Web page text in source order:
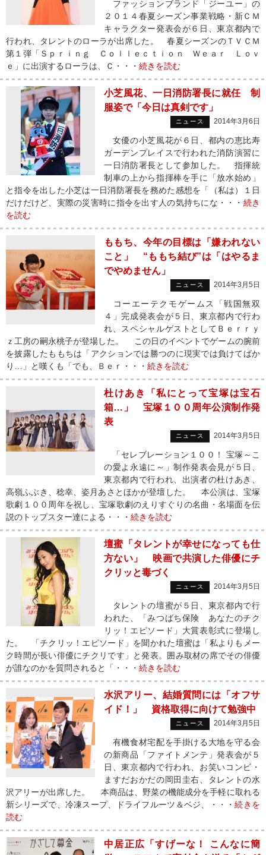
ファッションブランド「ジーユー」の
２０１４春夏シーズン事業戦略・新ＣＭ
キャラクター発表会が６日、東京都内で
行われ、タレントのローラが出席した。 春夏シーズンのＴＶＣＭ
第１弾「Ｓｐｒｉｎｇ Ｃｏｌｌｅｃｔｉｏｎ Ｗｅａｒ Ｌｏｖ
ｅ」に出演するローラは、Ｃ・・・ 続きを読む
小芝風花、一日消防署長に就任 制
服姿で「今日は真剣です」
ニュース 2014年3月6日
女優の小芝風花が６日、都内の恵比寿
ガーデンプレイスで行われた消防演習に
一日消防署長として参加した。 指揮統
制車の上から指揮棒を手に「放水始め」
と指令を出した小芝は一日消防署長を務めた感想を「（私は）１日
だけだけど、実際の災害時に指令を出す人の気持ちにな・・・ 続き
を読む
ももち、今年の目標は「嫌われない
こと」 “ももち結び”は「はやるま
でやめません」
ニュース 2014年3月5日
コーエーテクモゲームス「戦国無双
４」完成発表会が５日、東京都内で行わ
れ、スペシャルゲストとしてＢｅｒｒｙ
ｚ工房の嗣永桃子が登場した。 この日のイベントでゲームの腕前
を披露したももちは「アクションでは勝つのに現実では負けてばか
り…」と嘆くも「でも、Ｂｅｒ・・・ 続きを読む
杜けあき「私にとって宝塚は宝石
箱…」 宝塚１００周年公演制作発
表
ニュース 2014年3月5日
「セレブレーション１００！ 宝塚～こ
の愛よ永遠に～」制作発表会見が５日、
東京都内で行われ、出演者の杜けあき、
高嶺ふぶき、稔幸、姿月あさとほかが登壇した。 本公演は、宝塚
歌劇１００周年を祝し、宝塚歌劇のえりすぐりの名曲・名場面を伝
説のトップスター達による・・・ 続きを読む
壇蜜「タレントが幸せになっても仕
方ない」 映画で共演した俳優にチ
クリッと毒づく
ニュース 2014年3月5日
タレントの壇蜜が５日、東京都内で行
われた、「みつばち保険 あなたのチク
リッ！エピソード」大賞表彰式に登場し
た。 「チクリッ！エピソード」を聞かれた壇蜜は「私よりもメー
ク時間が長い俳優にチクリです」と発表。囲み取材の席でその俳優
が誰なのかを質問されると「・・・ 続きを読む
水沢アリー、結婚質問には「オフサ
イド！」 資格取得に向けて勉強中
ニュース 2014年3月5日
有機食材宅配を手掛ける大地を守る会
の新商品「ファイトメンテ」発表会が５
日、東京都内で行われ、お笑いコンビ・
ますだおかだの岡田圭右、タレントの水
沢アリーが出席した。 本商品は、野菜の機能成分を手軽に取れる
新シリーズで、冷凍スープ、ドライフルーツ＆ベジ、・・・続きを
読む
中居正広「すげーな！ こんなに簡